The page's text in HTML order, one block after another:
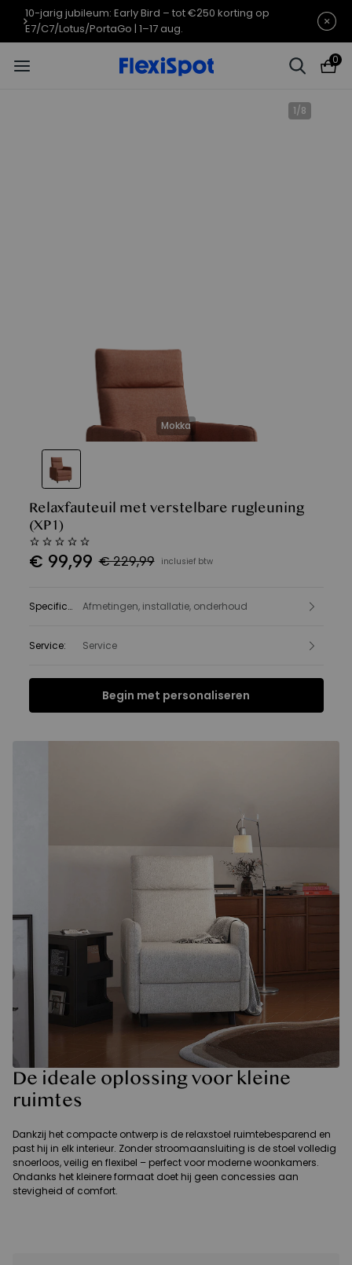
10-jarig jubileumaanbod | E7 Plus
vanaf €399,99
Eindigt in 07d : 07
0
1/8
Mokka
Relaxfauteuil met verstelbare rugleuning
(XP1)
€ 99,99 € 229,99 inclusief btw
Specificatie :
Afmetingen, installatie, onderhoud
Service: Service
Begin met personaliseren
Specificatie Beoordelingen
De ideale oplossing voor kleine
ruimtes
Dankzij het compacte ontwerp is de relaxstoel ruimtebesparend en
past hij in elk interieur. Zonder stroomaansluiting is de stoel volledig
snoerloos, veilig en flexibel – perfect voor moderne woonkamers.
Ondanks het kleinere formaat doet hij geen concessies aan
stevigheid of comfort.